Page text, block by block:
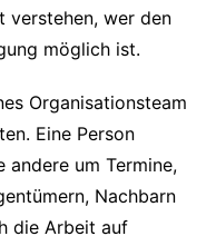
verstehen, wer den
möglich ist.
Organisationsteam
Eine Person
andere um Termine,
Nachbarn
die Arbeit auf